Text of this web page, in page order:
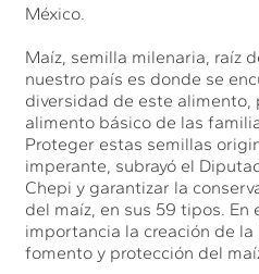
México.
Maíz, semilla milenaria, raíz
nuestro país es donde se
diversidad de este alimento,
alimento básico de las
Proteger estas semillas
imperante, subrayó el
Chepi y garantizar la
del maíz, en sus 59 tipos.
importancia la creación de la
fomento y protección del